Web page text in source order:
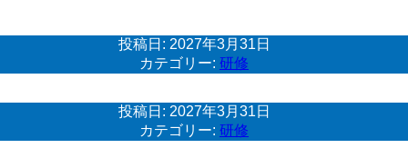
投稿日: 2027年3月31日
カテゴリー: 研修
投稿日: 2027年3月31日
カテゴリー: 研修